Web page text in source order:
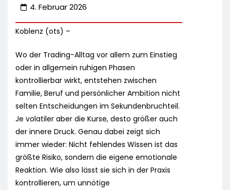
4. Februar 2026
Koblenz (ots) –
Wo der Trading-Alltag vor allem zum Einstieg
oder in allgemein ruhigen Phasen
kontrollierbar wirkt, entstehen zwischen
Familie, Beruf und persönlicher Ambition nicht
selten Entscheidungen im Sekundenbruchteil.
Je volatiler aber die Kurse, desto größer auch
der innere Druck. Genau dabei zeigt sich
immer wieder: Nicht fehlendes Wissen ist das
größte Risiko, sondern die eigene emotionale
Reaktion. Wie also lässt sie sich in der Praxis
kontrollieren, um unnötige